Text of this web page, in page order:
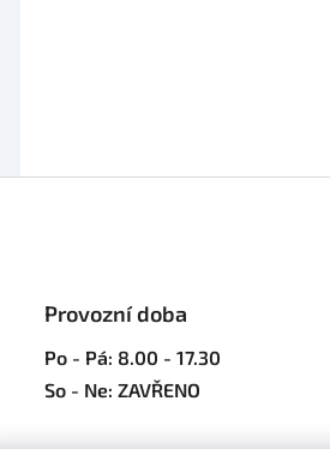
Provozní doba
Po - Pá: 8.00 - 17.30
So - Ne: ZAVŘENO